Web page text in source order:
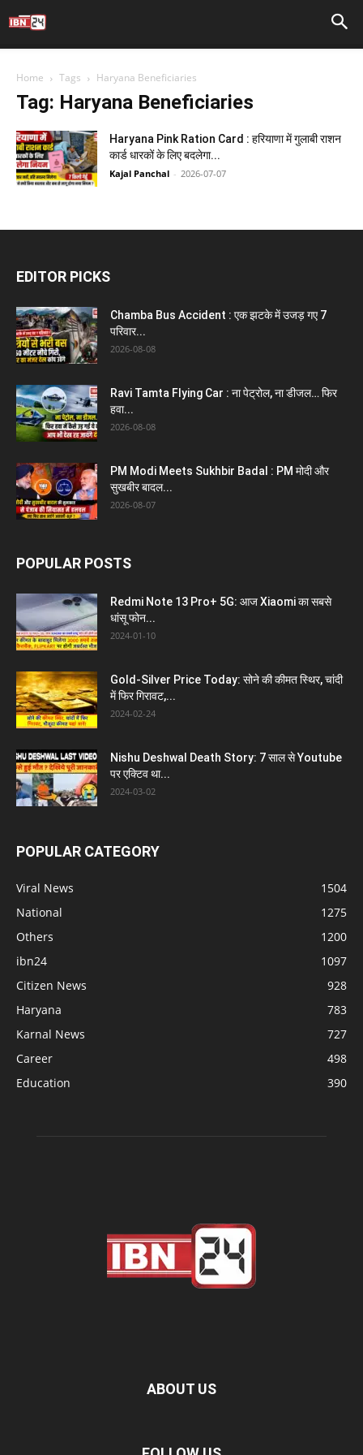
Home Tags Haryana Beneficiaries
Tag: Haryana Beneficiaries
Haryana Pink Ration Card : हरियाणा में गुलाबी राशन
कार्ड धारकों के लिए बदलेगा...
Kajal Panchal - 2026-07-07
EDITOR PICKS
Chamba Bus Accident : एक झटके में उजड़ गए 7
परिवार...
2026-08-08
Ravi Tamta Flying Car : ना पेट्रोल, ना डीजल… फिर
हवा...
2026-08-08
PM Modi Meets Sukhbir Badal : PM मोदी और
सुखबीर बादल...
2026-08-07
POPULAR POSTS
Redmi Note 13 Pro+ 5G: आज Xiaomi का सबसे
धांसू फोन...
2024-01-10
Gold-Silver Price Today: सोने की कीमत स्थिर, चांदी
में फिर गिरावट,...
2024-02-24
Nishu Deshwal Death Story: 7 साल से Youtube
पर एक्टिव था...
2024-03-02
POPULAR CATEGORY
Viral News
1504
National
1275
Others
1200
ibn24
1097
Citizen News
928
Haryana
783
Karnal News
727
Career
498
Education
390
ABOUT US